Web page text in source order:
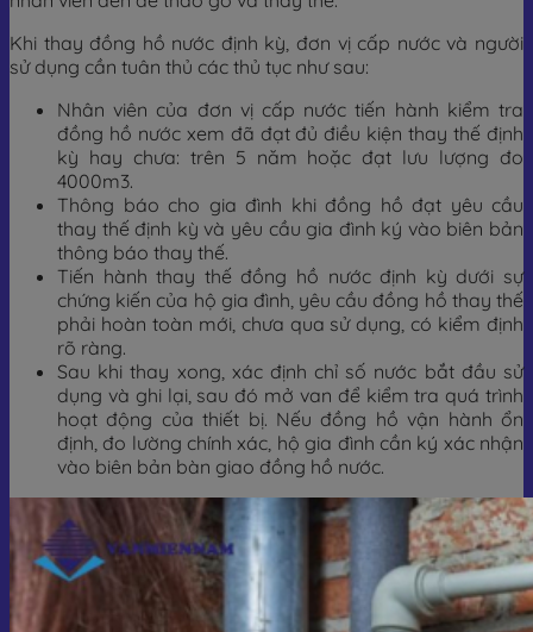
Khi thay đồng hồ nước định kỳ, đơn vị cấp nước và người
sử dụng cần tuân thủ các thủ tục như sau:
Nhân viên của đơn vị cấp nước tiến hành kiểm tra
đồng hồ nước xem đã đạt đủ điều kiện thay thế định
kỳ hay chưa: trên 5 năm hoặc đạt lưu lượng đo
4000m3.
Thông báo cho gia đình khi đồng hồ đạt yêu cầu
thay thế định kỳ và yêu cầu gia đình ký vào biên bản
thông báo thay thế.
Tiến hành thay thế đồng hồ nước định kỳ dưới sự
chứng kiến của hộ gia đình, yêu cầu đồng hồ thay thế
phải hoàn toàn mới, chưa qua sử dụng, có kiểm định
rõ ràng.
Sau khi thay xong, xác định chỉ số nước bắt đầu sử
dụng và ghi lại, sau đó mở van để kiểm tra quá trình
hoạt động của thiết bị. Nếu đồng hồ vận hành ổn
định, đo lường chính xác, hộ gia đình cần ký xác nhận
vào biên bản bàn giao đồng hồ nước.